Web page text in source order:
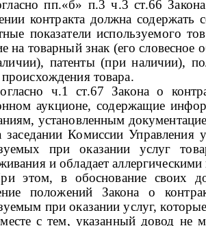
пп.«б» п.3 ч.3 ст.66
контракта должна содержать
показатели используемого
на товарный знак (его
патенты (при наличии),
товара.
ч.1 ст.67 Закона о
аукционе, содержащие
установленным
Комиссии Управления
при оказании услуг
и обладает
этом, в обоснование своих
положений Закона о
при оказании услуг,
с тем, указанный довод не